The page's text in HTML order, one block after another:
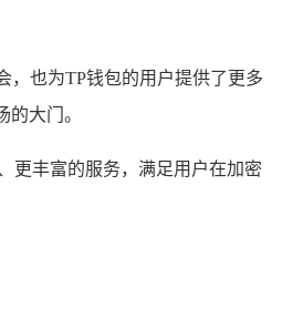
，也为TP钱包的用户提供了更多
大门。
更丰富的服务，满足用户在加密